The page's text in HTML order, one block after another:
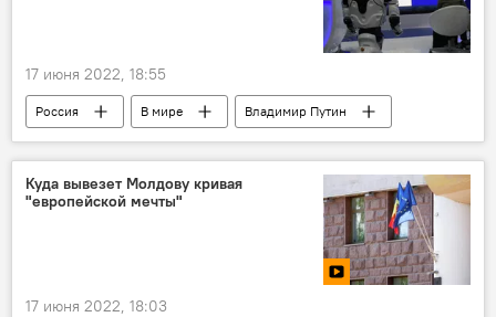
17 июня 2022, 18:55
Россия В мире
Владимир Путин
ПМЭФ
Запад
Куда вывезет Молдову кривая
"европейской мечты"
17 июня 2022, 18:03